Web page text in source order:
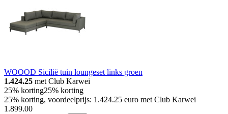
WOOOD Sicilië tuin loungeset links groen
1.424.25 met Club Karwei
25% korting25% korting
25% korting, voordeelprijs: 1.424.25 euro met Club Karwei
1.899.00